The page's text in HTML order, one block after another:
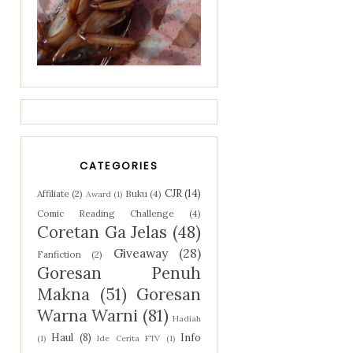
CATEGORIES
Affiliate (2) Award (1) Buku (4) CJR (14)
Comic Reading Challenge (4)
Coretan Ga Jelas (48)
Fanfiction (2) Giveaway (28)
Goresan Penuh
Makna (51) Goresan
Warna Warni (81) Hadiah
(1)
Haul (8) Ide Cerita FTV (1)
Info